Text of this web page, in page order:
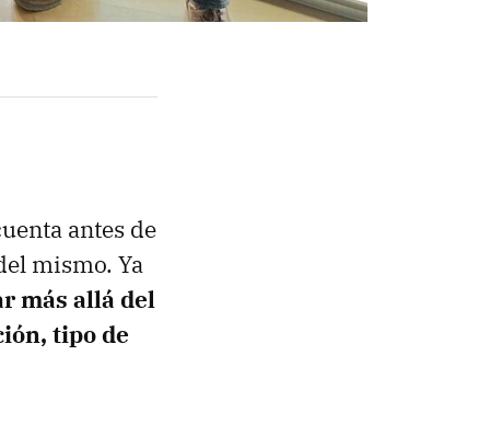
antes de
mismo. Ya
más allá del
tipo de